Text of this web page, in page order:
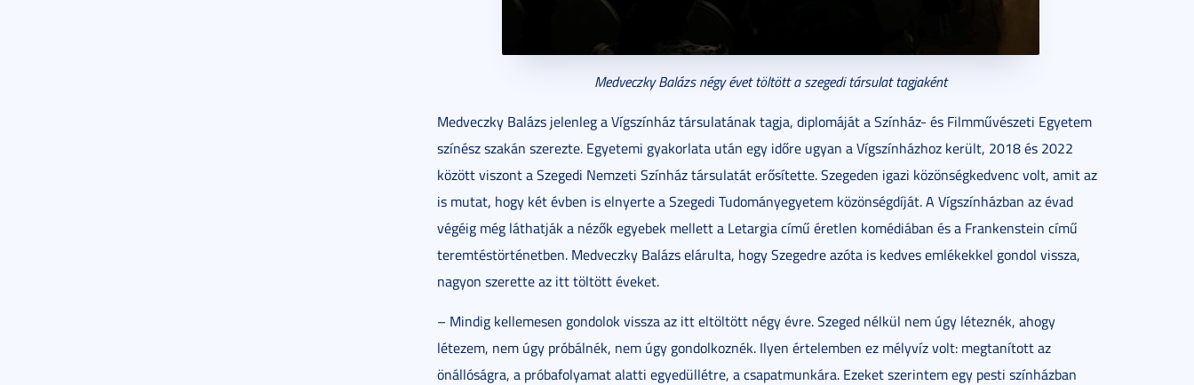
Medveczky Balázs négy évet töltött a szegedi társulat tagjaként
Medveczky Balázs jelenleg a Vígszínház társulatának tagja, diplomáját a Színház- és Filmművészeti Egyetem
színész szakán szerezte. Egyetemi gyakorlata után egy időre ugyan a Vígszínházhoz került, 2018 és 2022
között viszont a Szegedi Nemzeti Színház társulatát erősítette. Szegeden igazi közönségkedvenc volt, amit az
is mutat, hogy két évben is elnyerte a Szegedi Tudományegyetem közönségdíját. A Vígszínházban az évad
végéig még láthatják a nézők egyebek mellett a Letargia című éretlen komédiában és a Frankenstein című
teremtéstörténetben. Medveczky Balázs elárulta, hogy Szegedre azóta is kedves emlékekkel gondol vissza,
nagyon szerette az itt töltött éveket.
– Mindig kellemesen gondolok vissza az itt eltöltött négy évre. Szeged nélkül nem úgy léteznék, ahogy
létezem, nem úgy próbálnék, nem úgy gondolkoznék. Ilyen értelemben ez mélyvíz volt: megtanított az
önállóságra, a próbafolyamat alatti egyedüllétre, a csapatmunkára. Ezeket szerintem egy pesti színházban